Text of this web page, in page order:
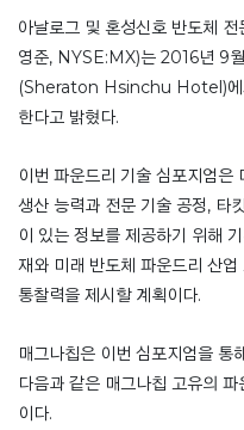
아날로그 및 혼성신호 반도체
영준, NYSE:MX)는 2016년 9
(Sheraton Hsinchu Hotel)에
한다고 밝혔다.
이번 파운드리 기술 심포지엄은
생산 능력과 전문 기술 공정, 타
이 있는 정보를 제공하기 위해
재와 미래 반도체 파운드리 산
통찰력을 제시할 계획이다.
매그나칩은 이번 심포지엄을 통
다음과 같은 매그나칩 고유의
이다.